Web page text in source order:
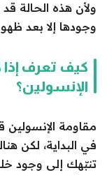
ولأن هذه الحالة
وجودها إلا بعد
كيف تعرف
الإنسولين؟
مقاومة
في البداية، لكن
تنبّهك إلى وجود